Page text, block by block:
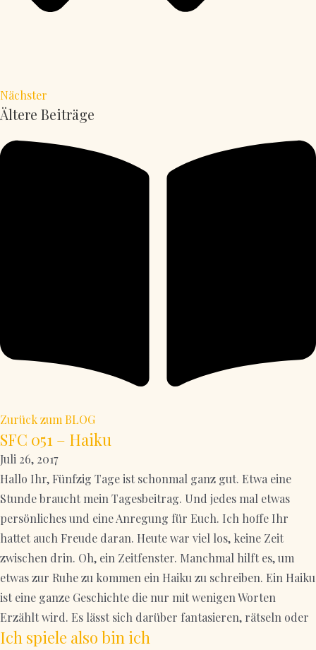
Nächster
Ältere Beiträge
Zurück zum BLOG
SFC 051 – Haiku
Juli 26, 2017
Hallo Ihr, Fünfzig Tage ist schonmal ganz gut. Etwa eine
Stunde braucht mein Tagesbeitrag. Und jedes mal etwas
persönliches und eine Anregung für Euch. Ich hoffe Ihr
hattet auch Freude daran. Heute war viel los, keine Zeit
zwischen drin. Oh, ein Zeitfenster. Manchmal hilft es, um
etwas zur Ruhe zu kommen ein Haiku zu schreiben. Ein Haiku
ist eine ganze Geschichte die nur mit wenigen Worten
Erzählt wird. Es lässt sich darüber fantasieren, rätseln oder
Ich spiele also bin ich